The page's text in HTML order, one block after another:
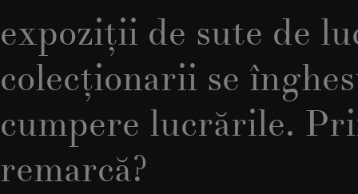
expoziţii de sute de
colecţionarii se
cumpere lucrările.
remarcă?